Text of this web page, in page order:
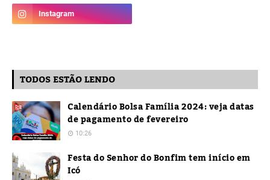
TODOS ESTÃO LENDO
Calendário Bolsa Família 2024: veja datas
de pagamento de fevereiro
10:26
Festa do Senhor do Bonfim tem início em
Icó